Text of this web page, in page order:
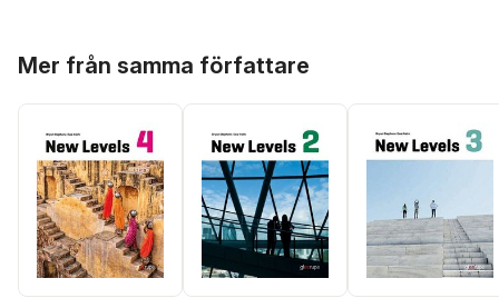
Mer från samma författare